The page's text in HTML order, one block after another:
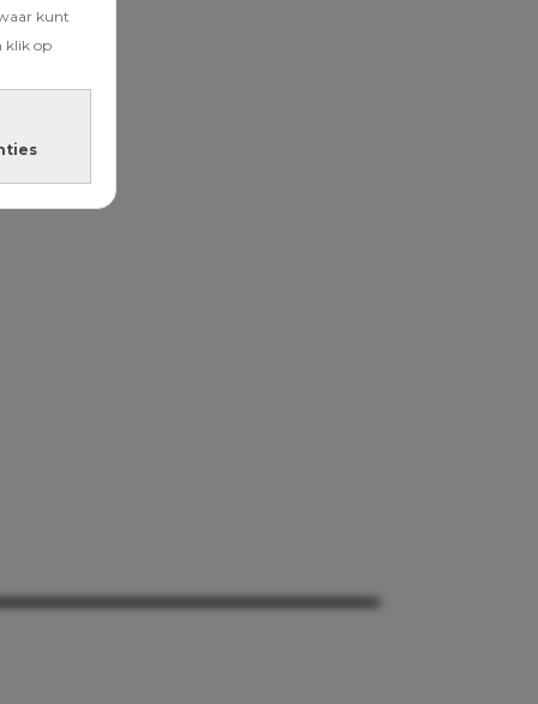
kunt
klik op